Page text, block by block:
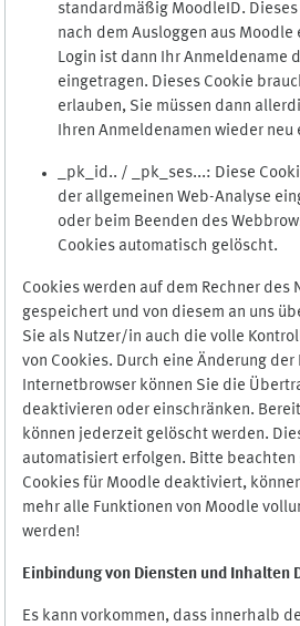
standardmäßig MoodleID.
nach dem Ausloggen aus
Login ist dann Ihr Anmeldename
eingetragen. Dieses Cookie
erlauben, Sie müssen dann
Ihren Anmeldenamen wieder neu
_pk_id.. / _pk_ses...: Diese
der allgemeinen Web-Analyse
oder beim Beenden des
Cookies automatisch gelöscht.
Cookies werden auf dem Rechner des
gespeichert und von diesem an uns
Sie als Nutzer/in auch die volle
von Cookies. Durch eine Änderung
Internetbrowser können Sie die
deaktivieren oder einschränken.
können jederzeit gelöscht werden.
automatisiert erfolgen. Bitte beachten
Cookies für Moodle deaktiviert,
mehr alle Funktionen von Moodle
werden!
Einbindung von Diensten und Inhalten
Es kann vorkommen, dass innerhalb